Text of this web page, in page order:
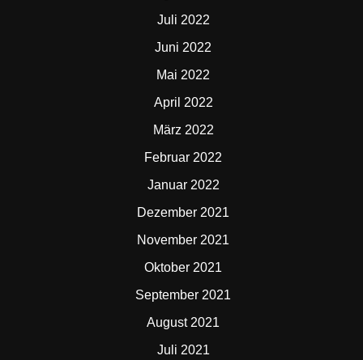
Juli 2022
Juni 2022
Mai 2022
April 2022
März 2022
Februar 2022
Januar 2022
Dezember 2021
November 2021
Oktober 2021
September 2021
August 2021
Juli 2021